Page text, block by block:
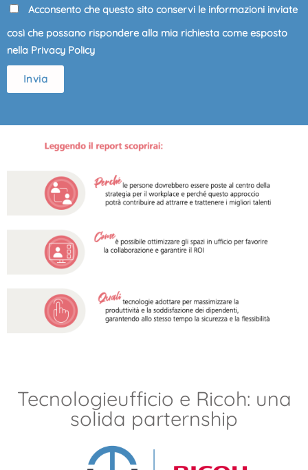
Acconsento che questo sito conservi le informazioni inviate
così che possano rispondere alla mia richiesta come esposto
nella Privacy Policy
Invia
Tecnologieufficio e Ricoh: una
solida parternship